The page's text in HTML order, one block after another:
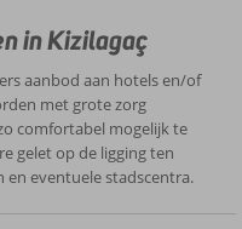
in Kizilagaç
aanbod aan hotels en/of
met grote zorg
comfortabel mogelijk te
gelet op de ligging ten
en eventuele stadscentra.